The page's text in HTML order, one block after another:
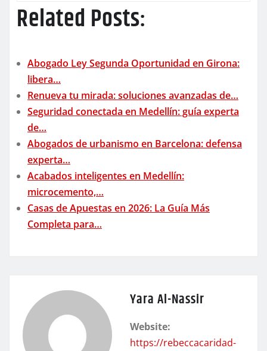
Related Posts:
Abogado Ley Segunda Oportunidad en Girona:
libera…
Renueva tu mirada: soluciones avanzadas de…
Seguridad conectada en Medellín: guía experta
de…
Abogados de urbanismo en Barcelona: defensa
experta…
Acabados inteligentes en Medellín:
microcemento,…
Casas de Apuestas en 2026: La Guía Más
Completa para…
Yara Al-Nassir
Website:
https://rebeccacaridad-